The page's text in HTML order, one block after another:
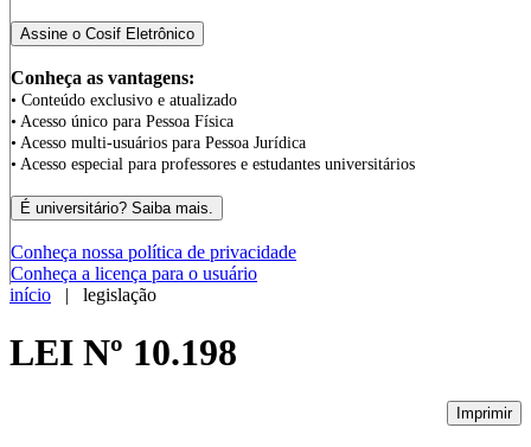
Conheça as vantagens:
• Conteúdo exclusivo e atualizado
• Acesso único para Pessoa Física
• Acesso multi-usuários para Pessoa Jurídica
• Acesso especial para professores e estudantes universitários
Conheça nossa política de privacidade
Conheça a licença para o usuário
início | legislação
LEI Nº 10.198
Imprimir